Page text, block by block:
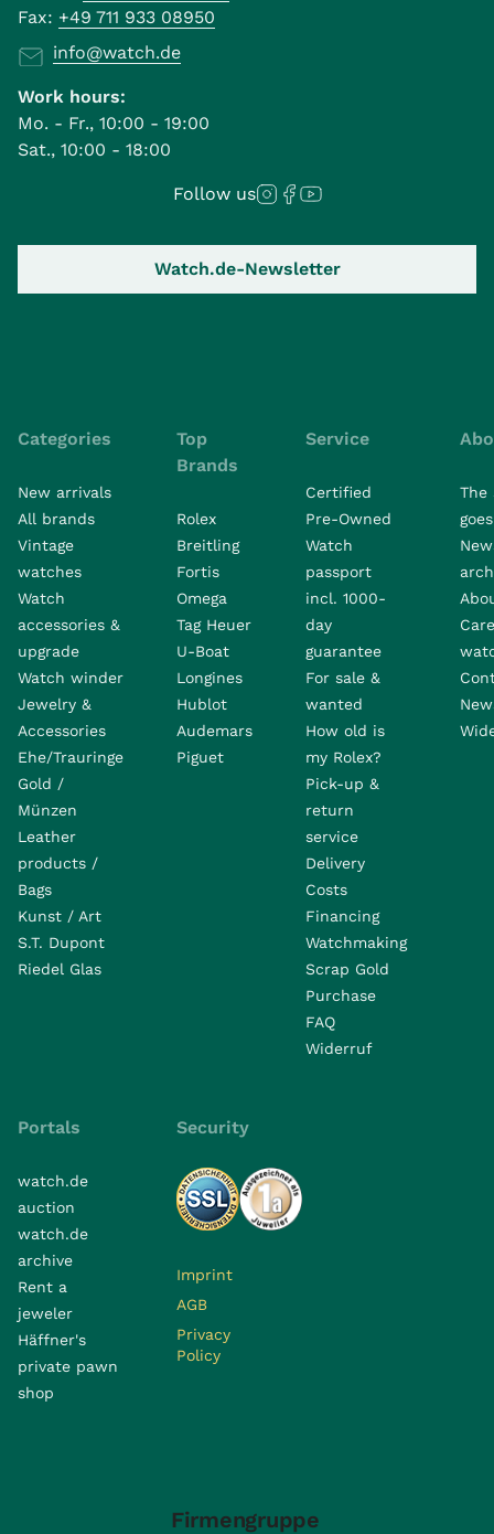
Fax: +49 711 933 08950
info@watch.de
Work hours:
Mo. - Fr., 10:00 - 19:00
Sat., 10:00 - 18:00
Follow us
Watch.de-Newsletter
Categories
New arrivals
All brands
Vintage
watches
Watch
accessories &
upgrade
Watch winder
Jewelry &
Accessories
Ehe/Trauringe
Gold /
Münzen
Leather
products /
Bags
Kunst / Art
S.T. Dupont
Riedel Glas
Top
Brands
Rolex
Breitling
Fortis
Omega
Tag Heuer
U-Boat
Longines
Hublot
Audemars
Piguet
Service
Certified
Pre-Owned
Watch
passport
incl. 1000-
day
guarantee
For sale &
wanted
How old is
my Rolex?
Pick-up &
return
service
Delivery
Costs
Financing
Watchmaking
Scrap Gold
Purchase
FAQ
Widerruf
The
Portals
watch.de
auction
watch.de
archive
Rent a
jeweler
Häffner's
private pawn
shop
Security
Imprint
AGB
Privacy
Policy
Firmengruppe